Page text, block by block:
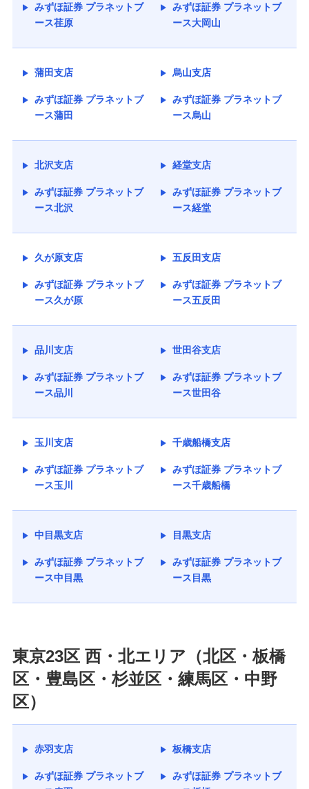
みずほ証券 プラネットブ
ース荏原
みずほ証券 プラネットブ
ース大岡山
蒲田支店
みずほ証券 プラネットブ
ース蒲田
烏山支店
みずほ証券 プラネットブ
ース烏山
北沢支店
みずほ証券 プラネットブ
ース北沢
経堂支店
みずほ証券 プラネットブ
ース経堂
久が原支店
みずほ証券 プラネットブ
ース久が原
五反田支店
みずほ証券 プラネットブ
ース五反田
品川支店
みずほ証券 プラネットブ
ース品川
世田谷支店
みずほ証券 プラネットブ
ース世田谷
玉川支店
みずほ証券 プラネットブ
ース玉川
千歳船橋支店
みずほ証券 プラネットブ
ース千歳船橋
中目黒支店
みずほ証券 プラネットブ
ース中目黒
目黒支店
みずほ証券 プラネットブ
ース目黒
東京23区 西・北エリア（北区・板橋
区・豊島区・杉並区・練馬区・中野
区）
赤羽支店
みずほ証券 プラネットブ
板橋支店
みずほ証券 プラネットブ